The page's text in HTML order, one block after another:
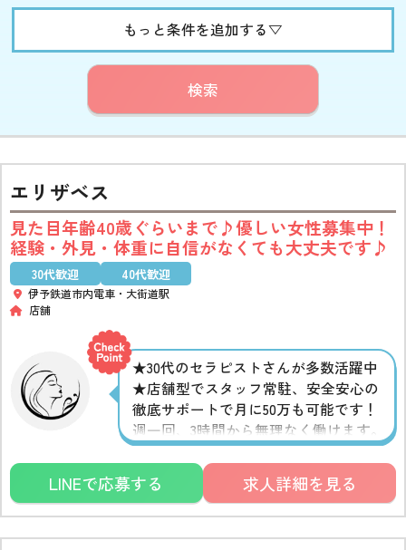
もっと条件を追加する▽
検索
エリザベス
見た目年齢40歳ぐらいまで♪優しい女性募集中！
経験・外見・体重に自信がなくても大丈夫です♪
30代歓迎 40代歓迎
伊予鉄道市内電車・大街道駅
店舗
★30代のセラピストさんが多数活躍中
★店舗型でスタッフ常駐、安全安心の
徹底サポートで月に50万も可能です！
週一回、3時間から無理なく働けます。
費用50％負担の託児所完備、シングル
マザーも安心の環境です。是非お問い
合わせください。
LINEで応募する 求人詳細を見る